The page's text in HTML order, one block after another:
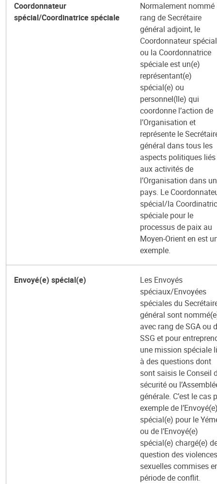
Coordonnateur
spécial/Coordinatrice spéciale
Normalement nommé
rang de Secrétaire
général adjoint, le
Coordonnateur spécial
ou la Coordonnatrice
spéciale est un(e)
représentant(e)
spécial(e) ou
personnel(lle) qui
coordonne l’action de
l’Organisation et
représente le
général dans tous les
aspects politiques liés
aux activités de
l’Organisation dans un
pays. Le
spécial/la
spéciale pour le
processus de paix au
Moyen-Orient en est
exemple.
Envoyé(e) spécial(e)
Les Envoyés
spéciaux/Envoyées
spéciales du
général sont
avec rang de SGA ou
SSG et pour
une mission spéciale
à des questions dont
sont saisis le Conseil
sécurité ou
générale. C’est le cas
exemple de
spécial(e) pour le
ou de l’Envoyé(e)
spécial(e) chargé(e)
question des violences
sexuelles commises
période de conflit.